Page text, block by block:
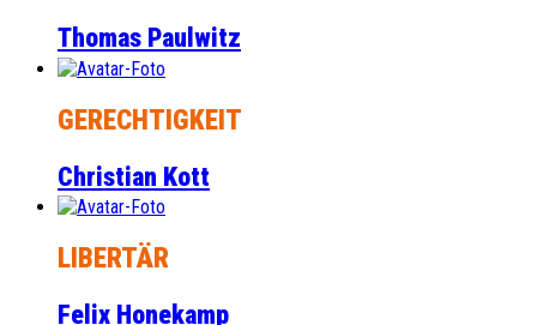
Thomas Paulwitz
GERECHTIGKEIT
Christian Kott
LIBERTÄR
Felix Honekamp